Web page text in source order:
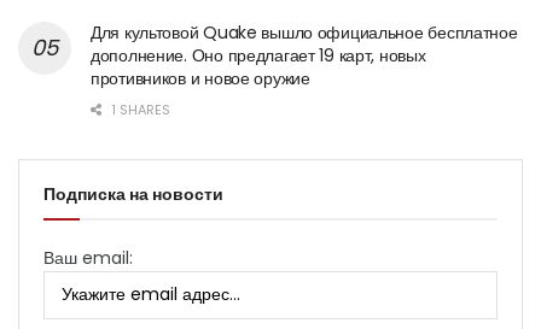
Для культовой Quake вышло официальное бесплатное
дополнение. Оно предлагает 19 карт, новых
противников и новое оружие
1 SHARES
Подписка на новости
Ваш email: